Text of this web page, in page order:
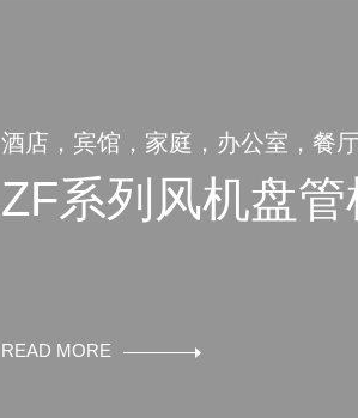
酒店，宾馆，家庭，办公室，餐
ZF系列风机盘
READ MORE